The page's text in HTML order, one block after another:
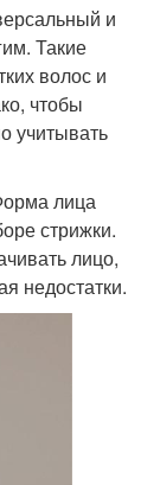
и
Такие
волос и
чтобы
учитывать
лица
стрижки.
лицо,
недостатки.